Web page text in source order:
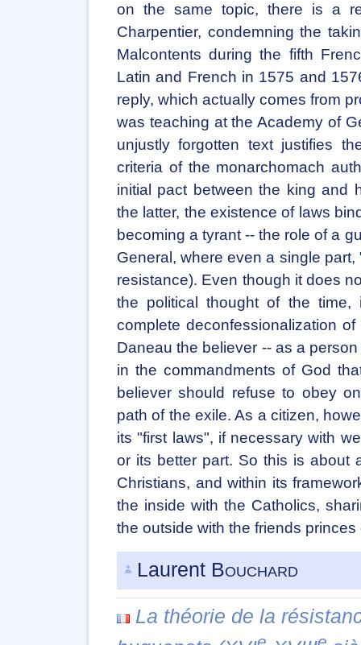
on the same topic, there is a
Charpentier, condemning the
Malcontents during the fifth
Latin and French in 1575 and
reply, which actually comes from
was teaching at the Academy of
unjustly forgotten text justifies
criteria of the monarchomach
initial pact between the king and
the latter, the existence of laws
becoming a tyrant -- the role of a
General, where even a single
resistance). Even though it does
the political thought of the
complete deconfessionalization
Daneau the believer -- as a
in the commandments of God
believer should refuse to obey
path of the exile. As a citizen,
its "first laws", if necessary with
or its better part. So this is about
Christians, and within its
the inside with the Catholics,
the outside with the friends
Laurent Bouchard
La théorie de la
e e